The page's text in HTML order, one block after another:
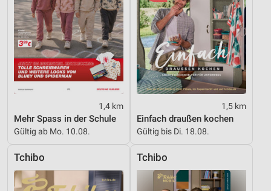
1,4 km
Mehr Spass in der Schule
Gültig ab Mo. 10.08.
1,5 km
Einfach draußen kochen
Gültig bis Di. 18.08.
Tchibo Tchibo
IAB-Besonderheiten:
Verwendung genauer Standortdaten
Geräte anhand von aktiv angeforderten
Informationen identifizieren
Nicht-IAB-Verarbeitungszwecke:
Performance
Funktional
Werbung